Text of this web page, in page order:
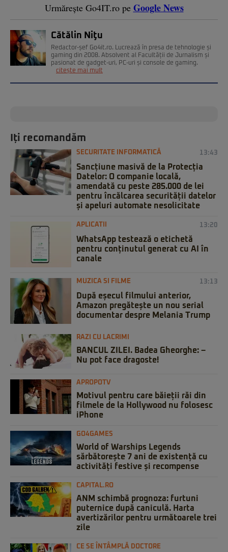
Urmărește Go4IT.ro pe Google News
Cătălin Niţu
Redactor-șef Go4it.ro. Lucrează în presa de tehnologie și
gaming din 2008. Absolvent al Facultății de Jurnalism și
pasionat de gadget-uri, PC-uri și console de gaming.
citește mai mult
Iți recomandăm
SECURITATE INFORMATICĂ 13:43
Sancțiune masivă de la Protecția
Datelor: O companie locală,
amendată cu peste 285.000 de lei
pentru încălcarea securității datelor
și apeluri automate nesolicitate
APLICATII 13:20
WhatsApp testează o etichetă
pentru conținutul generat cu AI în
canale
MUZICA SI FILME 13:13
După eșecul filmului anterior,
Amazon pregătește un nou serial
documentar despre Melania Trump
RAZI CU LACRIMI
BANCUL ZILEI. Badea Gheorghe: –
Nu pot face dragoste!
APROPOTV
Motivul pentru care băieții răi din
filmele de la Hollywood nu folosesc
iPhone
GO4GAMES
World of Warships Legends
sărbătorește 7 ani de existență cu
activități festive și recompense
CAPITAL.RO
ANM schimbă prognoza: furtuni
puternice după caniculă. Harta
avertizărilor pentru următoarele trei
zile
CE SE ÎNTÂMPLĂ DOCTORE